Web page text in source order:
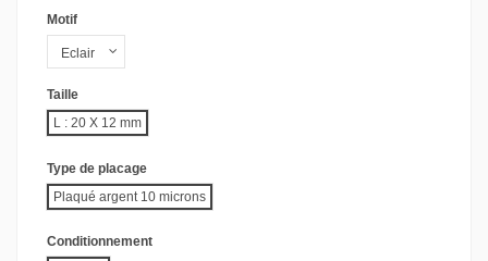
Motif
Taille
L : 20 X 12 mm
Type de placage
Plaqué argent 10 microns
Conditionnement